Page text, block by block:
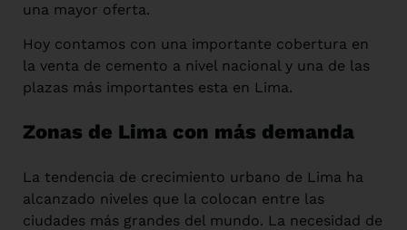
una mayor oferta.
Hoy contamos con una importante cobertura en
la venta de cemento a nivel nacional y una de las
plazas más importantes esta en Lima.
Zonas de Lima con más demanda
La tendencia de crecimiento urbano de Lima ha
alcanzado niveles que la colocan entre las
ciudades más grandes del mundo. La necesidad de